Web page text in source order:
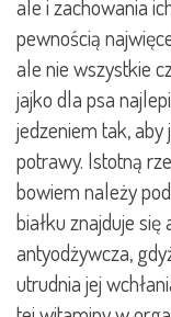
ale i zachowania
pewnością
ale nie wszystkie
jajko dla psa
jedzeniem tak, aby
potrawy. Istotną
bowiem należy
białku znajduje
antyodżywcza,
utrudnia jej